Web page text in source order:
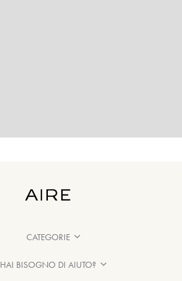
CATEGORIE
HAI BISOGNO DI AIUTO?